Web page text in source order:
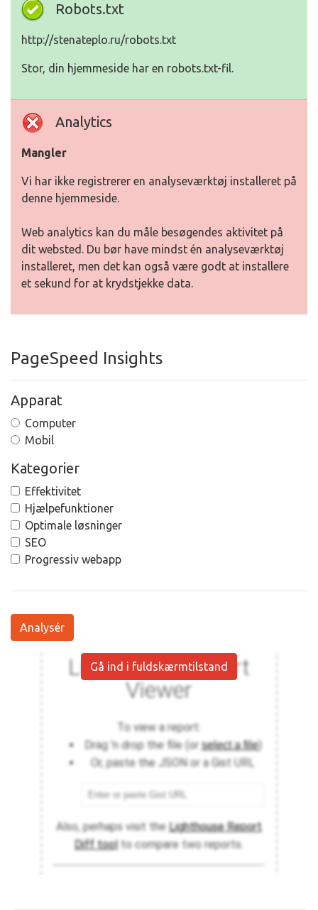
Robots.txt
http://stenateplo.ru/robots.txt
Stor, din hjemmeside har en robots.txt-fil.
Analytics
Mangler
Vi har ikke registrerer en analyseværktøj installeret på
denne hjemmeside.
Web analytics kan du måle besøgendes aktivitet på
dit websted. Du bør have mindst én analyseværktøj
installeret, men det kan også være godt at installere
et sekund for at krydstjekke data.
PageSpeed Insights
Apparat
Computer
Mobil
Kategorier
Effektivitet
Hjælpefunktioner
Optimale løsninger
SEO
Progressiv webapp
Analysér
Gå ind i fuldskærmtilstand